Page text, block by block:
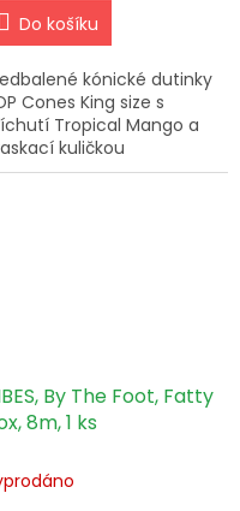
Do košíku
kónické dutinky
Cones King size s
Tropical Mango a
kuličkou
100% ovocnými
By The Foot, Fatty
8m, 1 ks